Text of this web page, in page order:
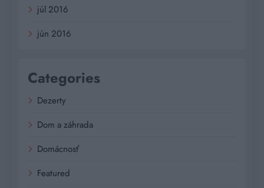
júl 2016
jún 2016
Categories
Dezerty
Dom a záhrada
Domácnosť
Featured